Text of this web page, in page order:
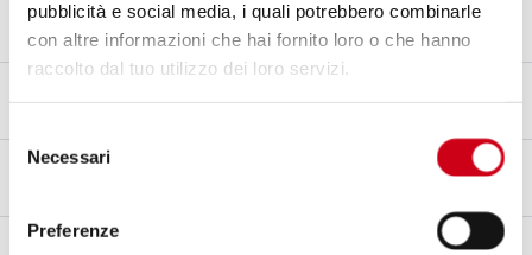
pubblicità e social media, i quali potrebbero combinarle
con altre informazioni che hai fornito loro o che hanno
raccolto dal tuo utilizzo dei loro servizi.
delNecessari
Preferenze
Homologation – EC / ECE
Oui - Approuvé pour un usage routier - Euro 5+
Notes